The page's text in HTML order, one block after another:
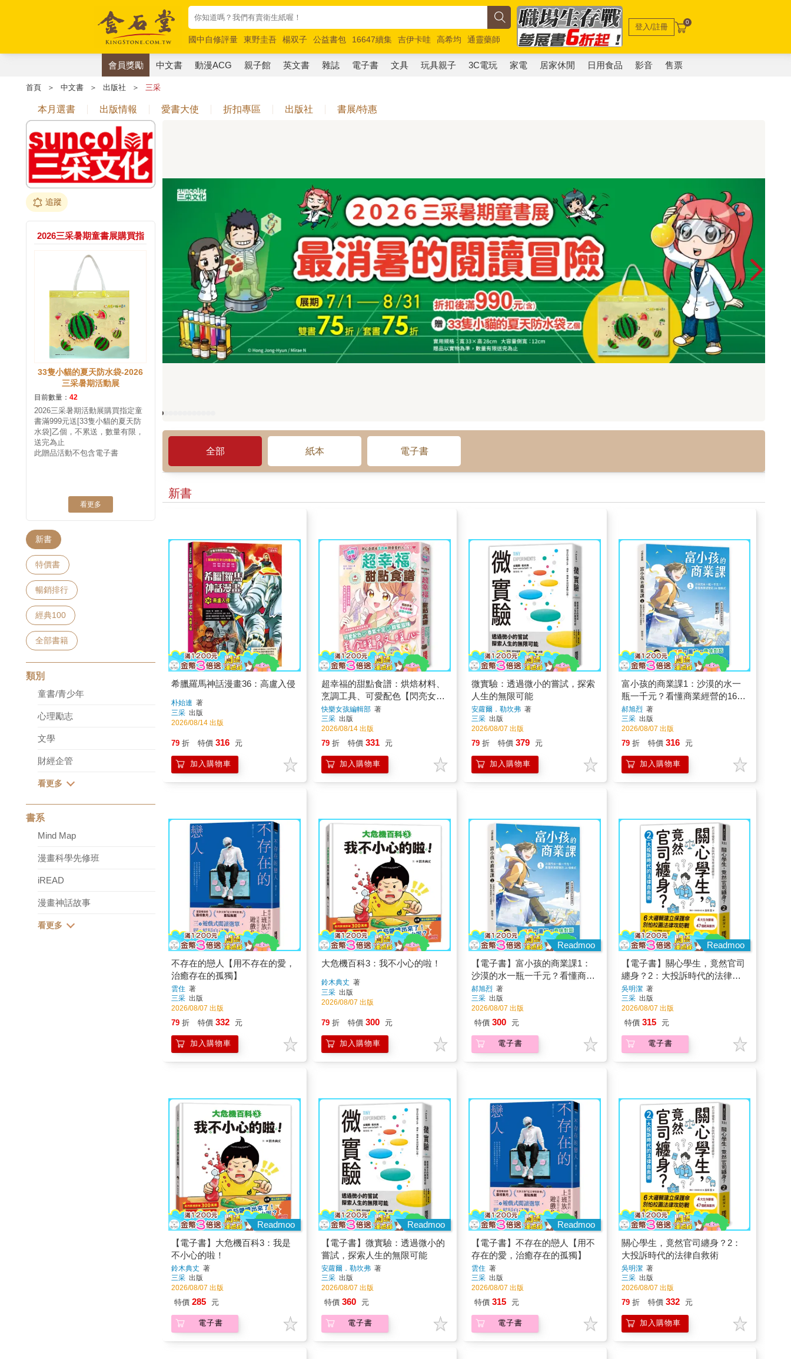
國中自修評量 東野圭吾 楊双子 公益書包 16647續集 吉伊卡哇 高希均
通靈藥師
唯紅花綻放
奧德賽 路邊攤新作 馬斯克 玩具總動員5 超慢跑
登入/註冊 0
會員獎勵 中文書 動漫ACG 親子館 英文書 雜誌 電子書 文具 玩具親子 3C電玩 家電 居家休閒 日用食品 影音 售票
首頁 ＞ 中文書 ＞ 出版社 ＞ 三采
本月選書 出版情報 愛書大使 折扣專區 出版社 書展/特惠
追蹤
2026三采暑期童書展購買指
33隻小貓的夏天防水袋-2026
三采暑期活動展
目前數量： 42
2026三采暑期活動展購買指定童
書滿999元送[33隻小貓的夏天防
水袋]乙個，不累送，數量有限，
送完為止
此贈品活動不包含電子書
看更多
新書
特價書
暢銷排行
經典100
全部書籍
類別
童書/青少年
心理勵志
文學
財經企管
書系
Mind Map
漫畫科學先修班
iREAD
漫畫神話故事
全部 紙本 電子書
新書
希臘羅馬神話漫畫36：高盧入侵
朴始連 著
三采 出版
2026/08/14 出版
79 折 特價 316 元
加入購物車
超幸福的甜點食譜：烘焙材料、
烹調工具、可愛配色【閃亮女孩
6】
快樂女孩編輯部著
三采 出版
2026/08/14 出版
79 折 特價 331 元
加入購物車
微實驗：透過微小的嘗試，探索
人生的無限可能
安蘿爾．勒坎弗著
三采 出版
2026/08/07 出版
79 折 特價 379 元
加入購物車
富小孩的商業課1：沙漠的水一
瓶一千元？看懂商業經營的16個
模式
郝旭烈 著
三采 出版
2026/08/07 出版
79 折 特價 316 元
加入購物車
不存在的戀人【用不存在的愛，
治癒存在的孤獨】
雲住 著
三采 出版
2026/08/07 出版
79 折 特價 332 元
加入購物車
大危機百科3：我不小心的啦！
鈴木典丈 著
三采 出版
2026/08/07 出版
79 折 特價 300 元
加入購物車
Readmoo
【電子書】富小孩的商業課1：
沙漠的水一瓶一千元？看懂商業
經營的16個模式
郝旭烈 著
三采 出版
2026/08/07 出版
特價 300 元
電子書
Readmoo
【電子書】關心學生，竟然官司
纏身？2：大投訴時代的法律自
救術
吳明潔著
三采 出版
2026/08/07 出版
特價 315 元
電子書
Readmoo
【電子書】大危機百科3：我是
不小心的啦！
鈴木典丈 著
三采 出版
2026/08/07 出版
特價 285 元
電子書
Readmoo
【電子書】微實驗：透過微小的
嘗試，探索人生的無限可能
安蘿爾．勒坎弗著
三采 出版
2026/08/07 出版
特價 360 元
電子書
Readmoo
【電子書】不存在的戀人【用不
存在的愛，治癒存在的孤獨】
雲住著
三采 出版
2026/08/07 出版
特價 315 元
電子書
關心學生，竟然官司纏身？2：
大投訴時代的法律自救術
吳明潔著
三采 出版
2026/08/07 出版
79 折 特價 332 元
加入購物車